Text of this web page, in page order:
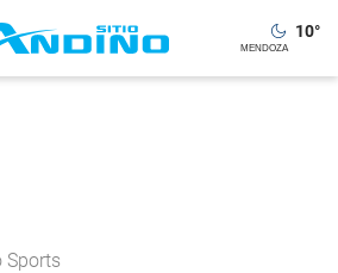
10°
Sports